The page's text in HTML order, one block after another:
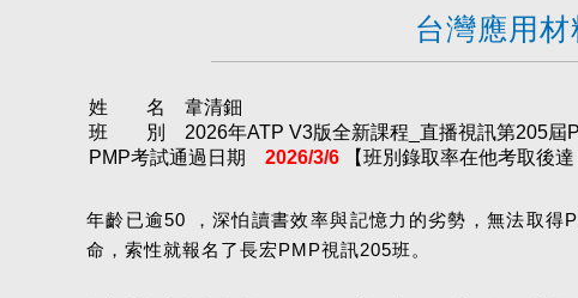
台灣應用
姓 名 韋清鈿
班 別 2026年ATP V3版全新課程_直播視訊第205屆
PMP考試通過日期 2026/3/6 【班別錄取率在他考取後達
年齡已逾50 ，深怕讀書效率與記憶力的劣勢，無法取
命，索性就報名了長宏PMP視訊205班。